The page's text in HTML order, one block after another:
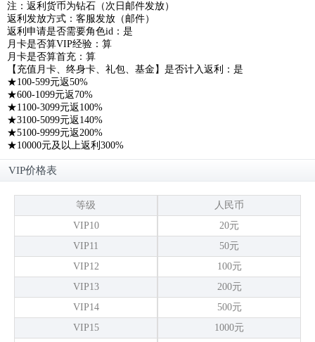
注：返利货币为钻石（次日邮件发放）
返利发放方式：客服发放（邮件）
返利申请是否需要角色id：是
月卡是否算VIP经验：算
月卡是否算首充：算
【充值月卡、终身卡、礼包、基金】是否计入返利：是
★100-599元返50%
★600-1099元返70%
★1100-3099元返100%
★3100-5099元返140%
★5100-9999元返200%
★10000元及以上返利300%
VIP价格表
等级
人民币
VIP10
20元
VIP11
50元
VIP12
100元
VIP13
200元
VIP14
500元
VIP15
1000元